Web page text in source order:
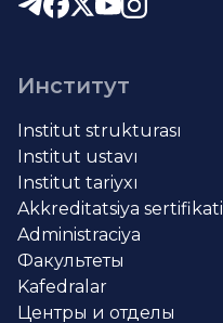
Институт
Institut strukturası
Institut ustavı
Institut tariyxı
Akkreditatsiya sertifikati
Administraciya
Факультеты
Kafedralar
Центры и отделы